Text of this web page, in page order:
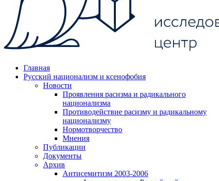
Главная
Русский национализм и ксенофобия
Новости
Проявления расизма и радикального
национализма
Противодействие расизму и радикальному
национализму
Нормотворчество
Мнения
Публикации
Документы
Архив
Антисемитизм 2003-2006